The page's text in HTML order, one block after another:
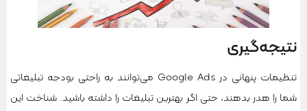
نتیجه‌گیری
تنظیمات پنهانی در Google Ads می‌توانند به راحتی بودجه تبلیغاتی
شما را هدر بدهند، حتی اگر بهترین تبلیغات را داشته باشید. شناخت این